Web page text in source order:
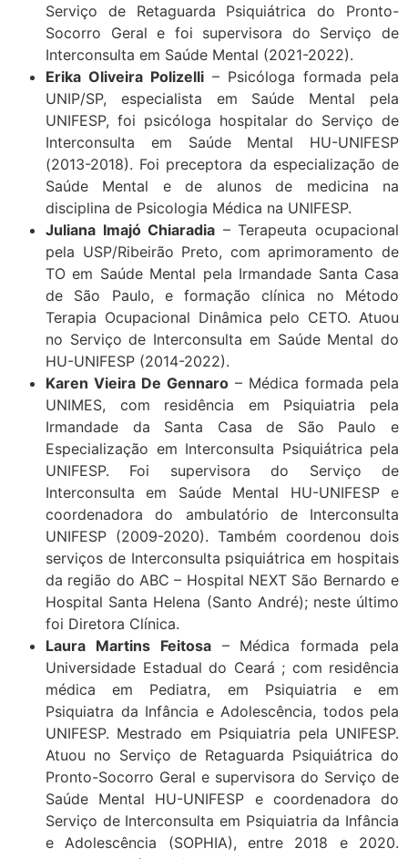
Serviço de Retaguarda Psiquiátrica do Pronto-
Socorro Geral e foi supervisora do Serviço de
Interconsulta em Saúde Mental (2021-2022).
Erika Oliveira Polizelli – Psicóloga formada pela
UNIP/SP, especialista em Saúde Mental pela
UNIFESP, foi psicóloga hospitalar do Serviço de
Interconsulta em Saúde Mental HU-UNIFESP
(2013-2018). Foi preceptora da especialização de
Saúde Mental e de alunos de medicina na
disciplina de Psicologia Médica na UNIFESP.
Juliana Imajó Chiaradia – Terapeuta ocupacional
pela USP/Ribeirão Preto, com aprimoramento de
TO em Saúde Mental pela Irmandade Santa Casa
de São Paulo, e formação clínica no Método
Terapia Ocupacional Dinâmica pelo CETO. Atuou
no Serviço de Interconsulta em Saúde Mental do
HU-UNIFESP (2014-2022).
Karen Vieira De Gennaro – Médica formada pela
UNIMES, com residência em Psiquiatria pela
Irmandade da Santa Casa de São Paulo e
Especialização em Interconsulta Psiquiátrica pela
UNIFESP. Foi supervisora do Serviço de
Interconsulta em Saúde Mental HU-UNIFESP e
coordenadora do ambulatório de Interconsulta
UNIFESP (2009-2020). Também coordenou dois
serviços de Interconsulta psiquiátrica em hospitais
da região do ABC – Hospital NEXT São Bernardo e
Hospital Santa Helena (Santo André); neste último
foi Diretora Clínica.
Laura Martins Feitosa– Médica formada pela
Universidade Estadual do Ceará ; com residência
médica em Pediatra, em Psiquiatria e em
Psiquiatra da Infância e Adolescência, todos pela
UNIFESP. Mestrado em Psiquiatria pela UNIFESP.
Atuou no Serviço de Retaguarda Psiquiátrica do
Pronto-Socorro Geral e supervisora do Serviço de
Saúde Mental HU-UNIFESP e coordenadora do
Serviço de Interconsulta em Psiquiatria da Infância
e Adolescência (SOPHIA), entre 2018 e 2020.